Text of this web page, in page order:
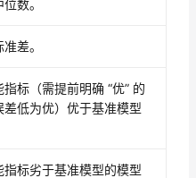
数。
差。
标（需提前明确 “优” 的
低为优）优于基准模型
标劣于基准模型的模型